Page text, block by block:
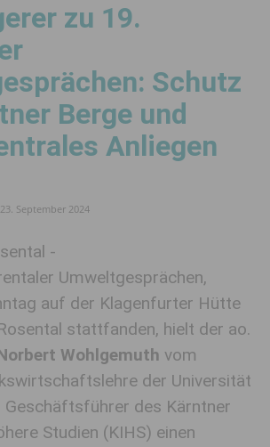
zu 19.
Schutz
Berge und
Anliegen
23. September 2024
-
Umweltgesprächen,
auf der Klagenfurter Hütte
stattfanden, hielt der ao.
Wohlgemuth vom
der Universität
Geschäftsführer des Kärntner
Studien (KIHS) einen